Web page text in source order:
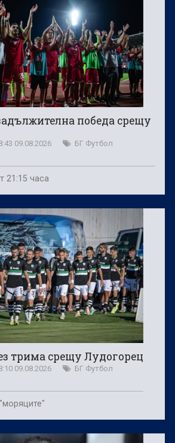
победа срещу
09.08.2026 БГ Футбол
21:15 часа
трима срещу Лудогорец
09.08.2026 БГ Футбол